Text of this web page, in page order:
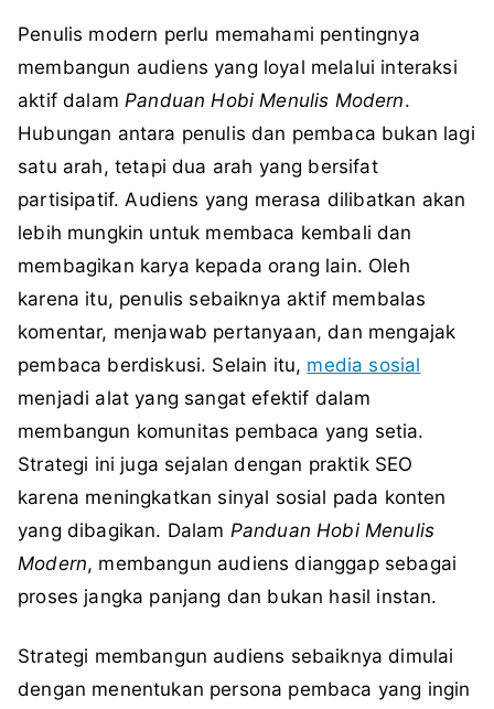
Penulis modern perlu memahami pentingnya
membangun audiens yang loyal melalui interaksi
aktif dalam Panduan Hobi Menulis Modern.
Hubungan antara penulis dan pembaca bukan lagi
satu arah, tetapi dua arah yang bersifat
partisipatif. Audiens yang merasa dilibatkan akan
lebih mungkin untuk membaca kembali dan
membagikan karya kepada orang lain. Oleh
karena itu, penulis sebaiknya aktif membalas
komentar, menjawab pertanyaan, dan mengajak
pembaca berdiskusi. Selain itu, media sosial
menjadi alat yang sangat efektif dalam
membangun komunitas pembaca yang setia.
Strategi ini juga sejalan dengan praktik SEO
karena meningkatkan sinyal sosial pada konten
yang dibagikan. Dalam Panduan Hobi Menulis
Modern, membangun audiens dianggap sebagai
proses jangka panjang dan bukan hasil instan.
Strategi membangun audiens sebaiknya dimulai
dengan menentukan persona pembaca yang ingin